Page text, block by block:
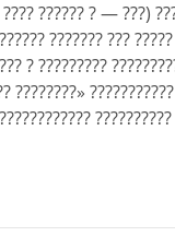
?????? ? — ???)
??????? ???
? ?????????
????????»